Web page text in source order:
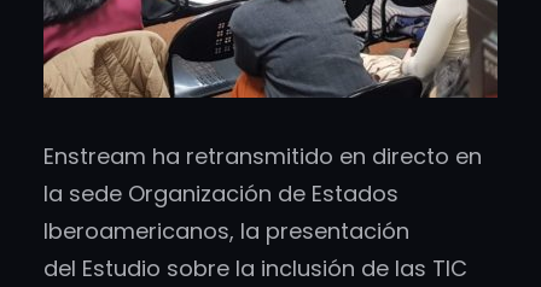
Enstream ha retransmitido en directo en
la sede Organización de Estados
Iberoamericanos, la presentación
del Estudio sobre la inclusión de las TIC